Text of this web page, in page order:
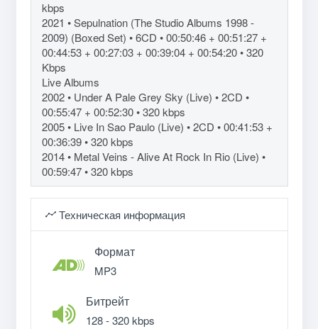
kbps
2021 • Sepulnation (The Studio Albums 1998 -
2009) (Boxed Set) • 6CD • 00:50:46 + 00:51:27 +
00:44:53 + 00:27:03 + 00:39:04 + 00:54:20 • 320
Kbps
Live Albums
2002 • Under A Pale Grey Sky (Live) • 2CD •
00:55:47 + 00:52:30 • 320 kbps
2005 • Live In Sao Paulo (Live) • 2CD • 00:41:53 +
00:36:39 • 320 kbps
2014 • Metal Veins - Alive At Rock In Rio (Live) •
00:59:47 • 320 kbps
Техническая информация
Формат
MP3
Битрейт
128 - 320 kbps